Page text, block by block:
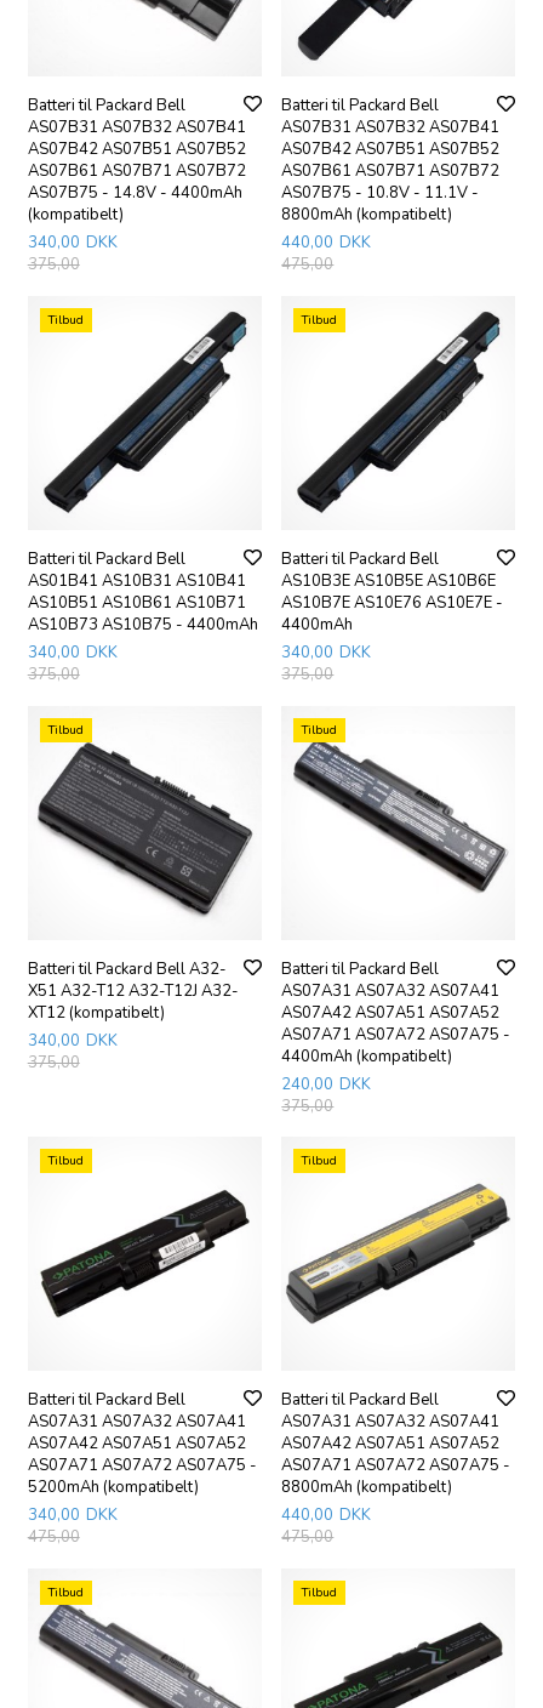
Batteri til Packard Bell
AS07B31 AS07B32 AS07B41
AS07B42 AS07B51 AS07B52
AS07B61 AS07B71 AS07B72
AS07B75 - 14.8V - 4400mAh
(kompatibelt)
340,00 DKK
375,00
Batteri til Packard Bell
AS07B31 AS07B32 AS07B41
AS07B42 AS07B51 AS07B52
AS07B61 AS07B71 AS07B72
AS07B75 - 10.8V - 11.1V -
8800mAh (kompatibelt)
440,00 DKK
475,00
Tilbud
Batteri til Packard Bell
AS01B41 AS10B31 AS10B41
AS10B51 AS10B61 AS10B71
AS10B73 AS10B75 - 4400mAh
340,00 DKK
375,00
Tilbud
Batteri til Packard Bell
AS10B3E AS10B5E AS10B6E
AS10B7E AS10E76 AS10E7E -
4400mAh
340,00 DKK
375,00
Tilbud
Batteri til Packard Bell A32-
X51 A32-T12 A32-T12J A32-
XT12 (kompatibelt)
340,00 DKK
375,00
Tilbud
Batteri til Packard Bell
AS07A31 AS07A32 AS07A41
AS07A42 AS07A51 AS07A52
AS07A71 AS07A72 AS07A75 -
4400mAh (kompatibelt)
240,00 DKK
375,00
Tilbud
Batteri til Packard Bell
AS07A31 AS07A32 AS07A41
AS07A42 AS07A51 AS07A52
AS07A71 AS07A72 AS07A75 -
5200mAh (kompatibelt)
340,00 DKK
475,00
Tilbud
Batteri til Packard Bell
AS07A31 AS07A32 AS07A41
AS07A42 AS07A51 AS07A52
AS07A71 AS07A72 AS07A75 -
8800mAh (kompatibelt)
440,00 DKK
475,00
Tilbud Tilbud